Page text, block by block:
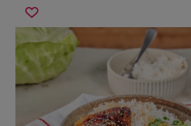
Sla
recept
op
sticky
kip
en
spitskool
met
sojaboter